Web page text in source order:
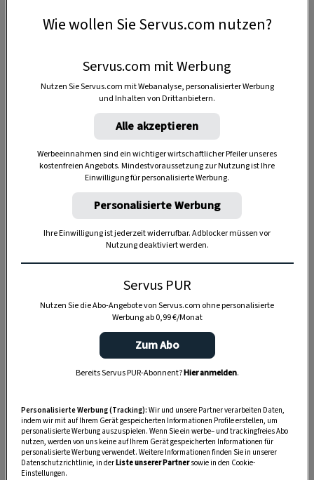
15 Minuten
15 Minuten
Anzeige
Wie wollen Sie Servus.com nutzen?
Servus.com mit Werbung
Nutzen Sie Servus.com mit Webanalyse, personalisierter Werbung
und Inhalten von Drittanbietern.
Alle akzeptieren
Werbeeinnahmen sind ein wichtiger wirtschaftlicher Pfeiler unseres
kostenfreien Angebots. Mindestvoraussetzung zur Nutzung ist Ihre
Einwilligung für personalisierte Werbung.
Personalisierte Werbung
Ihre Einwilligung ist jederzeit widerrufbar. Adblocker müssen vor
Nutzung deaktiviert werden.
Servus PUR
Nutzen Sie die Abo-Angebote von Servus.com ohne personalisierte
Werbung ab 0,99 €/Monat
Zum Abo
Bereits Servus PUR-Abonnent?Hier anmelden.
Personalisierte Werbung (Tracking): Wir und unsere Partner verarbeiten Daten,
indem wir mit auf Ihrem Gerät gespeicherten Informationen Profile erstellen, um
personalisierte Werbung auszuspielen. Wenn Sie ein werbe– und trackingfreies Abo
nutzen, werden von uns keine auf Ihrem Gerät gespeicherten Informationen für
personalisierte Werbung verwendet. Weitere Informationen finden Sie in unserer
Datenschutzrichtlinie, in derListe unserer Partnersowie in den Cookie-
Einstellungen.